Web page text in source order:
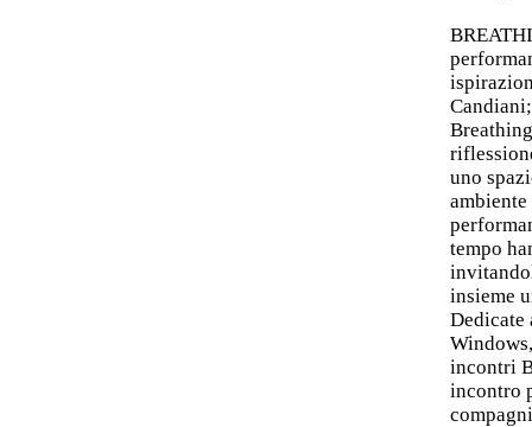
uno
tempo
insieme
Dedicate
incontri
incontro